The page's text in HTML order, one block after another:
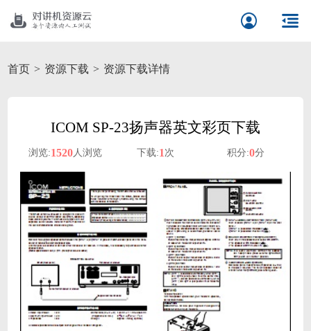
首页 资源下载 资源下载详情
ICOM SP-23扬声器英文彩页下载
浏览:1520人浏览 下载:1次 积分:0分